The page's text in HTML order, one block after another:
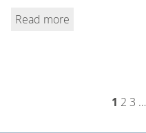
Read more
1 2 3 …